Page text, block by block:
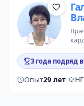
3 года подряд
Опыт29 лет·